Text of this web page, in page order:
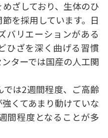
ざしており、生体のひ
を採用しています。日
バリエーションがある
ひざを深く曲げる習慣
ターでは国産の人工関
では2週間程度、ご高齢
くてあまり動けていな
間程度となることが多